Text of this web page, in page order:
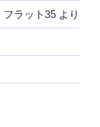
フラット35 より